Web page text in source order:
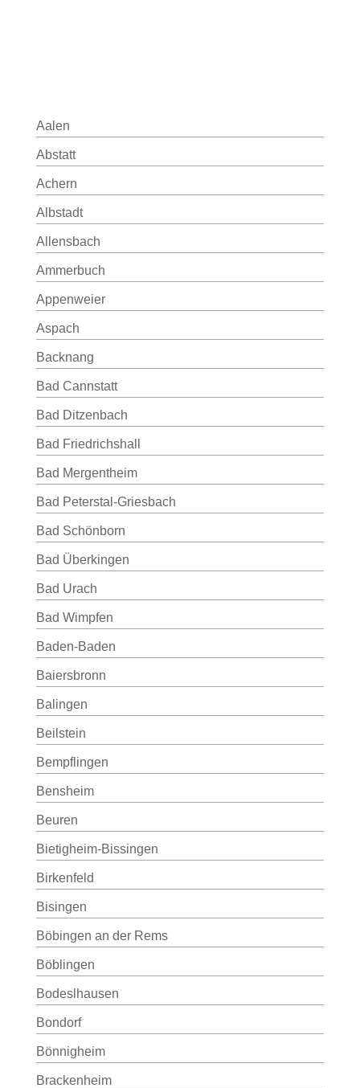
Aalen
Abstatt
Achern
Albstadt
Allensbach
Ammerbuch
Appenweier
Aspach
Backnang
Bad Cannstatt
Bad Ditzenbach
Bad Friedrichshall
Bad Mergentheim
Bad Peterstal-Griesbach
Bad Schönborn
Bad Überkingen
Bad Urach
Bad Wimpfen
Baden-Baden
Baiersbronn
Balingen
Beilstein
Bempflingen
Bensheim
Beuren
Bietigheim-Bissingen
Birkenfeld
Bisingen
Böbingen an der Rems
Böblingen
Bodeslhausen
Bondorf
Bönnigheim
Brackenheim